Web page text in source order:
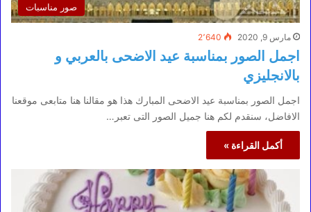
صور مناسبات
مارس 9, 2020 2٬640
اجمل الصور بمناسبة عيد الاضحى بالعربي و
بالانجليزي
اجمل الصور بمناسبة عيد الاضحى المبارك هذا هو مقالنا هنا متابعى موقعنا
الافاضل، سنقدم لكم هنا جميل الصور التى تعبر…
أكمل القراءة »